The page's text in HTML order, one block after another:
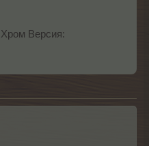
Версия: